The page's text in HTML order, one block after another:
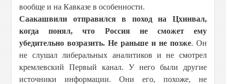
вообще и на Кавказе в особенности.
Саакашвили отправился в поход на Цхинвал,
когда понял, что Россия не сможет ему
убедительно возразить. Не раньше и не позже. Он
не слушал либеральных аналитиков и не смотрел
кремлевский Первый канал. У него были другие
источники информации. Они его, похоже, не